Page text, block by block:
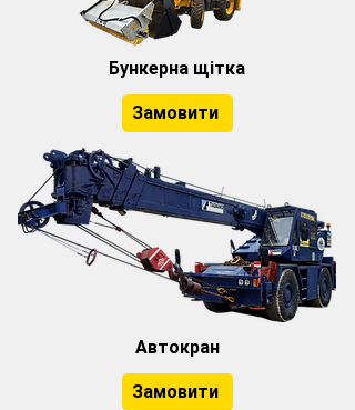
Бункерна щітка
Замовити
Автокран
Замовити